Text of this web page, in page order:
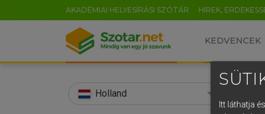
AKADÉMIAI HELYESÍRÁSI SZÓTÁR HÍREK,
KEDVENCEK
Holland
Itt láthatja